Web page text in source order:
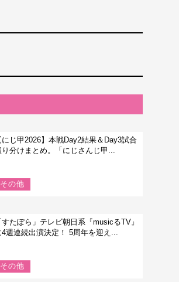
にじ甲2026】本戦Day2結果＆Day3試合
り分けまとめ。「にじさんじ甲...
その他
すたぽら」テレビ朝日系『musicるTV』
4週連続出演決定！ 5周年を迎え...
その他